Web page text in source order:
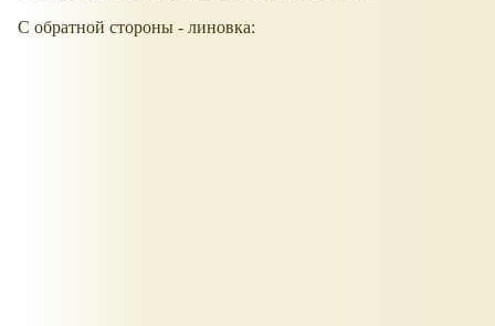
С обратной стороны - линовка: